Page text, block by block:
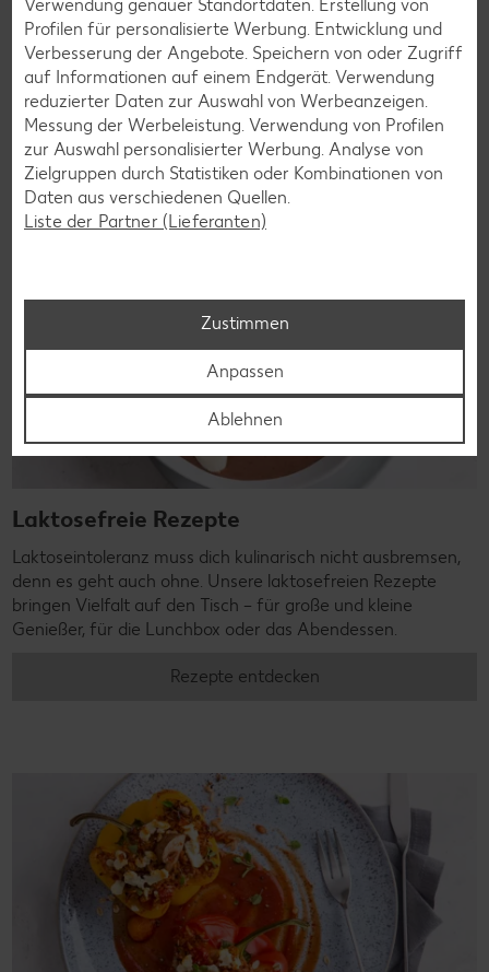
Wer auf Gluten verzichtet, muss nicht automatisch auf
Vielfalt und Geschmack verzichten. Ob süß oder herzhaft –
mit unseren glutenfreien Rezepten zauberst du dir Gerichte,
die nicht nur verträglich, sondern auch richtig lecker sind.
Rezepte entdecken
Laktosefreie Rezepte
Laktoseintoleranz muss dich kulinarisch nicht ausbremsen,
denn es geht auch ohne. Unsere laktosefreien Rezepte
bringen Vielfalt auf den Tisch – für große und kleine
Genießer, für die Lunchbox oder das Abendessen.
Rezepte entdecken
Verwendung genauer Standortdaten. Erstellung von
Profilen für personalisierte Werbung. Entwicklung und
Verbesserung der Angebote. Speichern von oder Zugriff
auf Informationen auf einem Endgerät. Verwendung
reduzierter Daten zur Auswahl von Werbeanzeigen.
Messung der Werbeleistung. Verwendung von Profilen
zur Auswahl personalisierter Werbung. Analyse von
Zielgruppen durch Statistiken oder Kombinationen von
Daten aus verschiedenen Quellen.
Liste der Partner (Lieferanten)
Zustimmen
Anpassen
Ablehnen